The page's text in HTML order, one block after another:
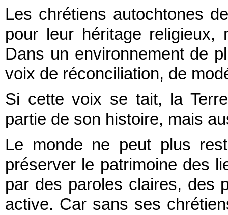
Les chrétiens autochtones
pour leur héritage
Dans un environnement de
voix de réconciliation, de
Si cette voix se tait, la
partie de son histoire, mais
Le monde ne peut plus
préserver le patrimoine des
par des paroles claires, des
active. Car sans ses